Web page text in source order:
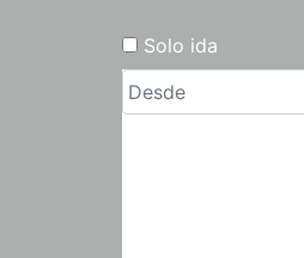
Solo ida